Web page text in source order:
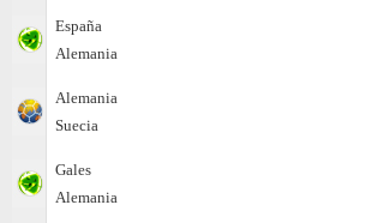
España
Alemania
Alemania
Suecia
Gales
Alemania